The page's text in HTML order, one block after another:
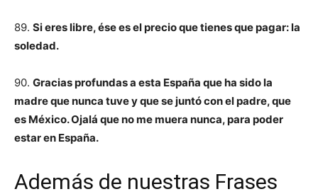
89. Si eres libre, ése es el precio que tienes que pagar: la
soledad.
90. Gracias profundas a esta España que ha sido la
madre que nunca tuve y que se juntó con el padre, que
es México. Ojalá que no me muera nunca, para poder
estar en España.
Además de nuestras Frases